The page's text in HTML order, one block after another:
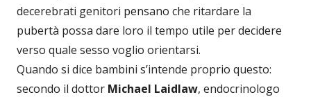
decerebrati genitori pensano che ritardare la
pubertà possa dare loro il tempo utile per decidere
verso quale sesso voglio orientarsi.
Quando si dice bambini s’intende proprio questo:
secondo il dottor Michael Laidlaw, endocrinologo